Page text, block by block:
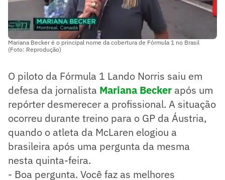
Mariana Becker é o principal nome da cobertura de Fórmula 1 no Brasil
(Foto: Reprodução)
O piloto da Fórmula 1 Lando Norris saiu em
defesa da jornalista Mariana Becker após um
repórter desmerecer a profissional. A situação
ocorreu durante treino para o GP da Áustria,
quando o atleta da McLaren elogiou a
brasileira após uma pergunta da mesma
nesta quinta-feira.
- Boa pergunta. Você faz as melhores